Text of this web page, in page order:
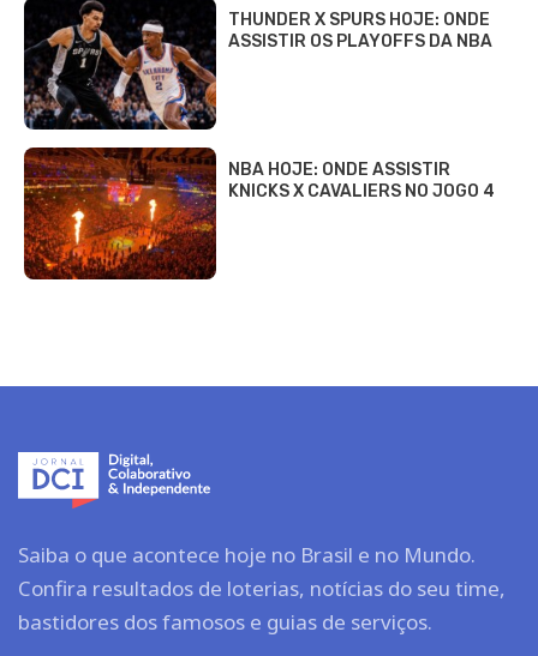
THUNDER X SPURS HOJE: ONDE
ASSISTIR OS PLAYOFFS DA NBA
NBA HOJE: ONDE ASSISTIR
KNICKS X CAVALIERS NO JOGO 4
Saiba o que acontece hoje no Brasil e no Mundo.
Confira resultados de loterias, notícias do seu time,
bastidores dos famosos e guias de serviços.